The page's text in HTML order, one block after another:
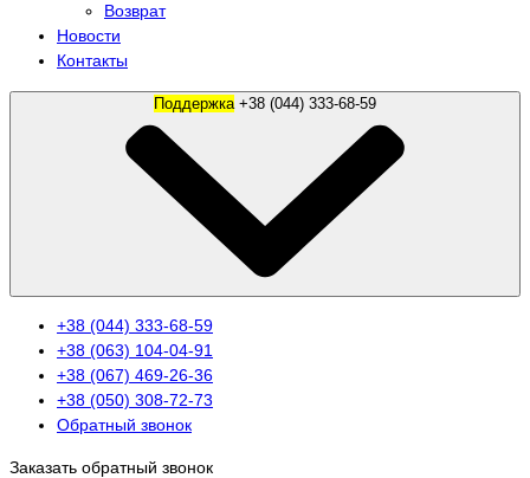
Возврат
Новости
Контакты
Поддержка
+38 (044) 333-68-59
+38 (063) 104-04-91
+38 (067) 469-26-36
+38 (050) 308-72-73
Обратный звонок
Заказать обратный звонок